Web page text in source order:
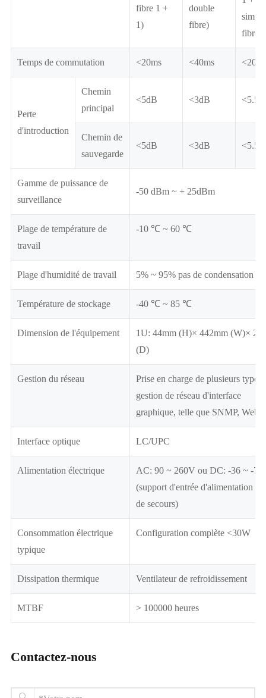
fibre 1 +
1)
double
fibre)
simple
fibre)
Temps de commutation <20ms <40ms
Perte
d'introduction
Chemin
principal
<5dB <3dB
Chemin de
sauvegarde
<5dB <3dB
Gamme de puissance de
surveillance
-50 dBm ~ + 25dBm
Plage de température de
travail
-10 ℃ ~ 60 ℃
Plage d'humidité de travail 5% ~ 95% pas de condensation
Température de stockage -40 ℃ ~ 85 ℃
Dimension de l'équipement
1U: 44mm (H)× 442mm (W)×
(D)
Gestion du réseau
Prise en charge de plusieurs types
gestion de réseau d'interface
graphique, telle que SNMP, Web
Interface optique LC/UPC
Alimentation électrique
AC: 90 ~ 260V ou DC: -36 ~ -72
(support d'entrée d'alimentation 1
de secours)
Consommation électrique
typique
Configuration complète <30W
Dissipation thermique Ventilateur de refroidissement
MTBF > 100000 heures
Contactez-nous